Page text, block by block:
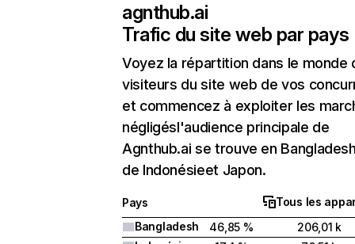
agnthub.ai
Trafic du site web par pays
Voyez la répartition dans le monde
visiteurs du site web de vos
et commencez à exploiter les
négligésl'audience principale de
Agnthub.ai se trouve en
de Indonésieet Japon.
Pays
Tous les
Bangladesh
46,85 %
206,01 k